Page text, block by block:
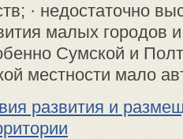
· недостаточно
малых городов
Сумской и
местности мало
развития и